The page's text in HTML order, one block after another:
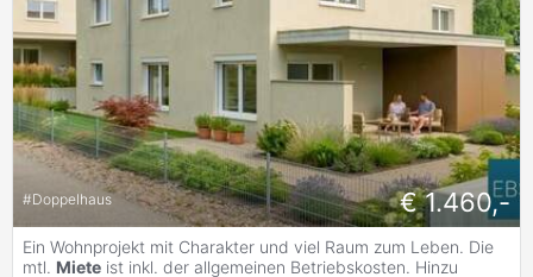
#Doppelhaus € 1.460,-
Ein Wohnprojekt mit Charakter und viel Raum zum Leben. Die
mtl. Miete ist inkl. der allgemeinen Betriebskosten. Hinzu